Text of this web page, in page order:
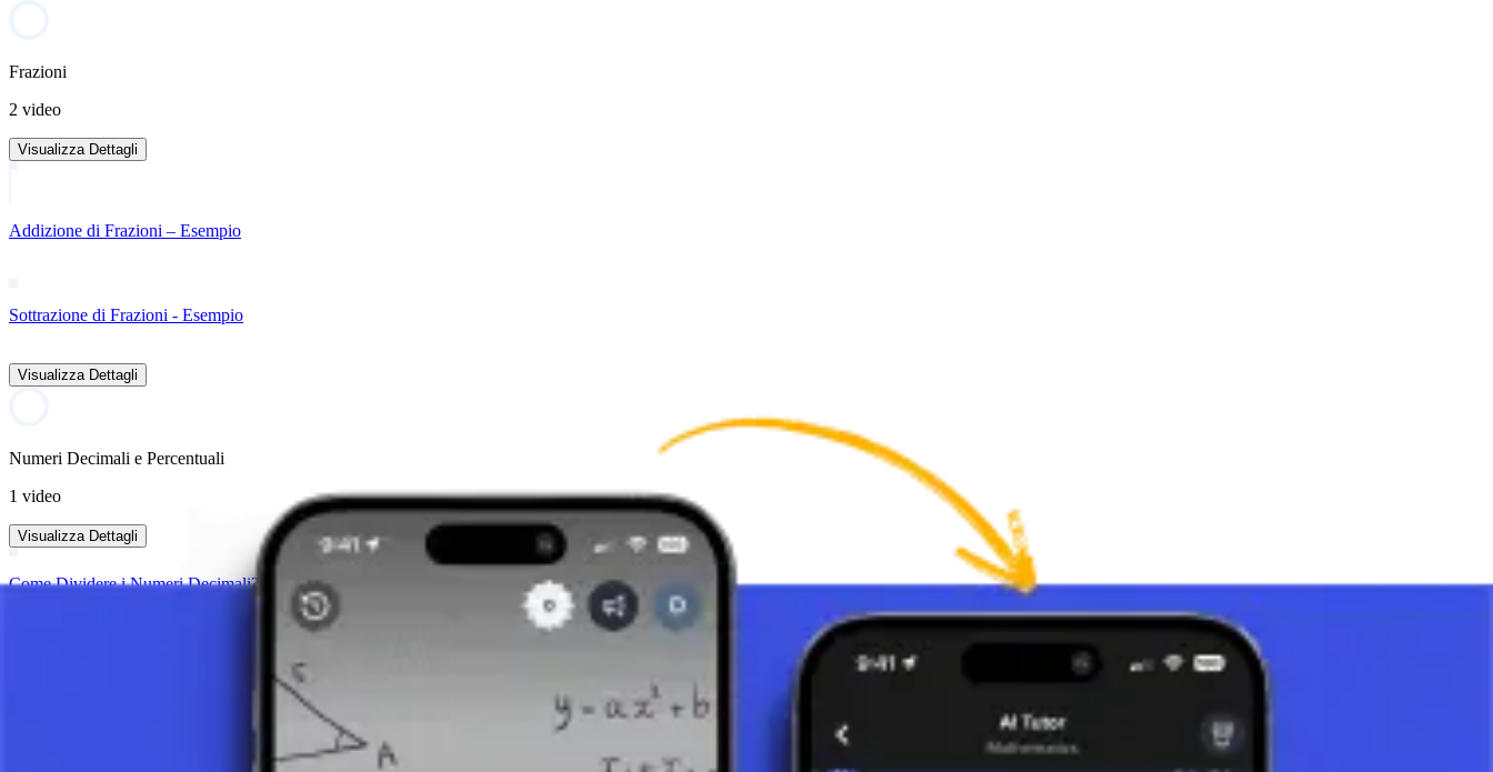
Frazioni
2 video
Visualizza Dettagli
Addizione di Frazioni – Esempio
Sottrazione di Frazioni - Esempio
Visualizza Dettagli
Numeri Decimali e Percentuali
1 video
Visualizza Dettagli
Come Dividere i Numeri Decimali?
L'aritmetica è uno dei rami più basilari e importanti della matematica. Si occupa dello studio dei numeri e delle operazioni fondamentali con essi, come addizione, sottrazione, moltiplicazione e divisione. Queste
operazioni sono il fondamento per quasi tutti gli altri concetti matematici e hanno un'ampia applicazione nella vita quotidiana. In questo articolo, esploreremo i concetti base dell'aritmetica, la sua storia,
l'applicazione pratica e l'importanza per l'educazione.